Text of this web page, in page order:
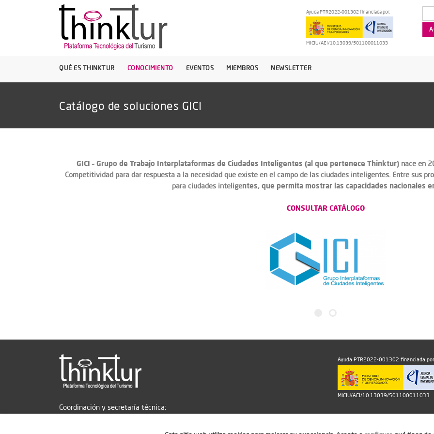
Ayuda PTR2022-001302 financiada por:
MICIU/AEI/10.13039/501100011033
QUÉ ES THINKTUR CONOCIMIENTO EVENTOS MIEMBROS NEWSLETTER
Catálogo de soluciones GICI
GICI – Grupo de Trabajo Interplataformas de Ciudades Inteligentes (al que pertenece Thinktur)nace en
Competitividad para dar respuesta a la necesidad que existe en el campo de las ciudades inteligentes. Entre sus
para ciudades inteligentes, que permita mostrar las capacidades nacionales
CONSULTAR CATÁLOGO
Coordinación y secretaría técnica:
Ayuda PTR2022-001302 financiada
MICIU/AEI/10.13039/501100011033